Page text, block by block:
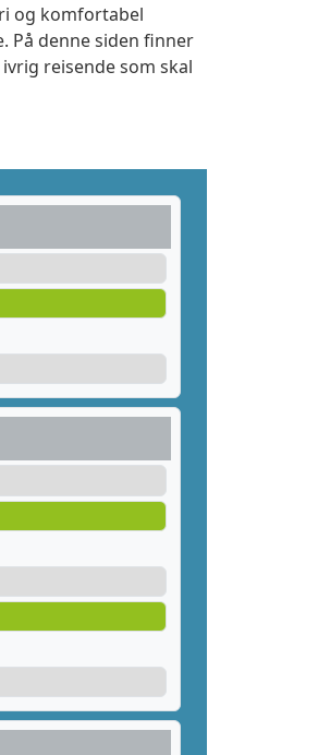
og komfortabel
På denne siden finner
reisende som skal